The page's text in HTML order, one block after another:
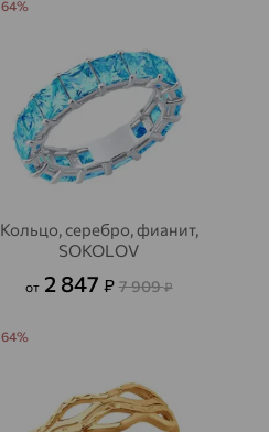
Кольцо, серебро, фианит,
SOKOLOV
от 2 847 ₽ 7 909₽
64%
64%